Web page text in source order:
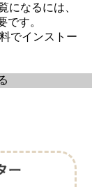
になるには、
です。
でインストー